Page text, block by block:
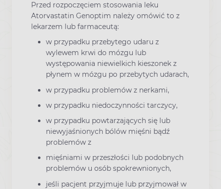
Przed rozpoczęciem stosowania leku
Atorvastatin Genoptim należy omówić to z
lekarzem lub farmaceutą:
w przypadku przebytego udaru z
wylewem krwi do mózgu lub
występowania niewielkich kieszonek z
płynem w mózgu po przebytych udarach,
w przypadku problemów z nerkami,
w przypadku niedoczynności tarczycy,
w przypadku powtarzających się lub
niewyjaśnionych bólów mięśni bądź
problemów z
mięśniami w przeszłości lub podobnych
problemów u osób spokrewnionych,
jeśli pacjent przyjmuje lub przyjmował w